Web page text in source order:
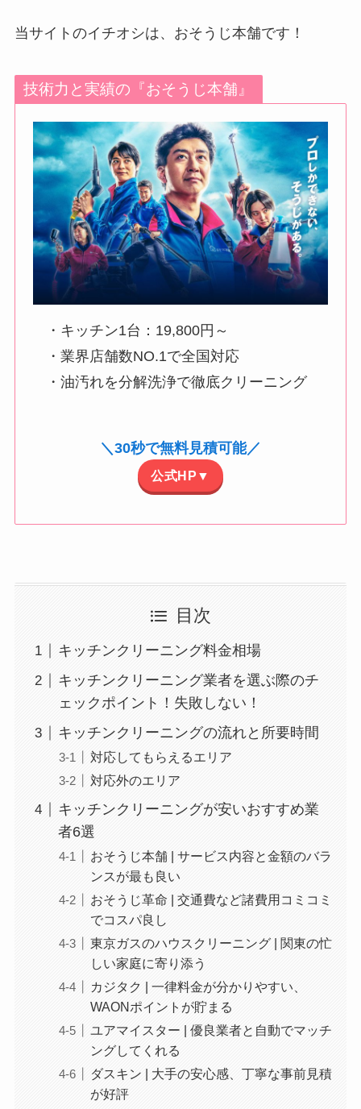
当サイトのイチオシは、おそうじ本舗です！
技術力と実績の『おそうじ本舗』
・キッチン1台：19,800円～
・業界店舗数NO.1で全国対応
・油汚れを分解洗浄で徹底クリーニング
＼30秒で無料見積可能／
公式HP▼
目次
キッチンクリーニング料金相場
キッチンクリーニング業者を選ぶ際のチ
ェックポイント！失敗しない！
キッチンクリーニングの流れと所要時間
対応してもらえるエリア
対応外のエリア
キッチンクリーニングが安いおすすめ業
者6選
おそうじ本舗 | サービス内容と金額のバラ
ンスが最も良い
おそうじ革命 | 交通費など諸費用コミコミ
でコスパ良し
東京ガスのハウスクリーニング | 関東の忙
しい家庭に寄り添う
カジタク | 一律料金が分かりやすい、
WAONポイントが貯まる
ユアマイスター | 優良業者と自動でマッチ
ングしてくれる
ダスキン | 大手の安心感、丁寧な事前見積
が好評